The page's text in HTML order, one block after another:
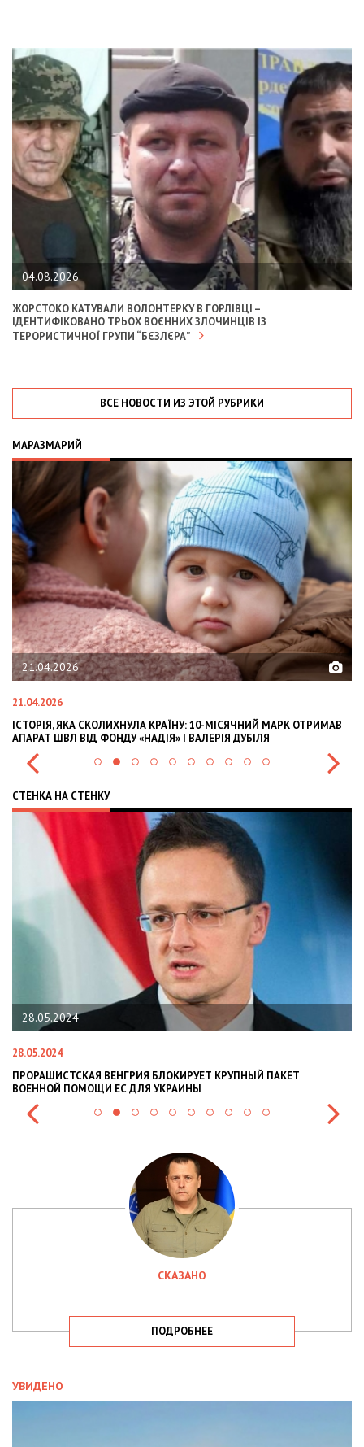
04.08.2026
ЖОРСТОКО КАТУВАЛИ ВОЛОНТЕРКУ В ГОРЛІВЦІ –
ІДЕНТИФІКОВАНО ТРЬОХ ВОЄННИХ ЗЛОЧИНЦІВ ІЗ
ТЕРОРИСТИЧНОЇ ГРУПИ “БЄЗЛЄРА”
ВСЕ НОВОСТИ ИЗ ЭТОЙ РУБРИКИ
МАРАЗМАРИЙ
10-МІСЯЧНИЙ МАРК ОТРИМАВ
ДУБІЛЯ
02.02.2026
OLEKSII ABASOV: HOW UKRAINIAN
INTERNATIONAL INVESTMENTS AND
СТЕНКА НА СТЕНКУ
БЛОКИРУЕТ КРУПНЫЙ ПАКЕТ
УКРАИНЫ
22.01.2024
НАЦПОЛІЦІЯ ЛЯКАЄ
СКАЗАНО
ПОДРОБНЕЕ
УВИДЕНО